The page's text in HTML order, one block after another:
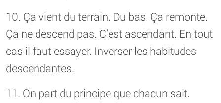
10. Ça vient du terrain. Du bas. Ça remonte.
Ça ne descend pas. C’est ascendant. En tout
cas il faut essayer. Inverser les habitudes
descendantes.
11. On part du principe que chacun sait.